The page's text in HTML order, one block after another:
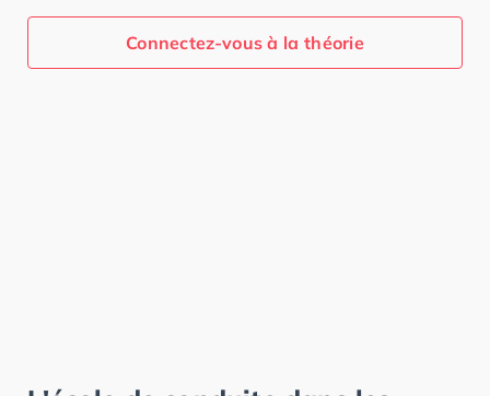
Connectez-vous à la théorie